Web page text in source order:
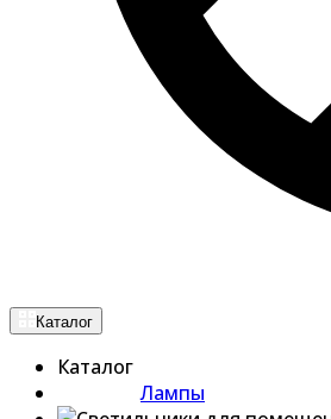
Каталог
Каталог
Лампы